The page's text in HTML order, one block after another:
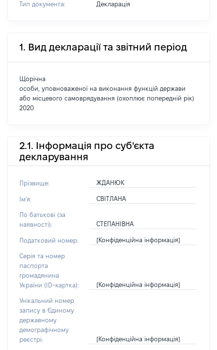
Тип документа: Декларація
1. Вид декларації та звітний період
Щорічна
особи, уповноваженої на виконання функцій держави
або місцевого самоврядування (охоплює попередній рік)
2020
2.1. Інформація про суб'єкта
декларування
Прізвище: ЖДАНЮК
Ім'я: СВІТЛАНА
По батькові (за
наявності):
СТЕПАНІВНА
Податковий номер: [Конфіденційна інформація]
Серія та номер
паспорта
громадянина
України (ID-картка):
[Конфіденційна інформація]
Унікальний номер
запису в Єдиному
державному
демографічному
реєстрі:
[Конфіденційна інформація]